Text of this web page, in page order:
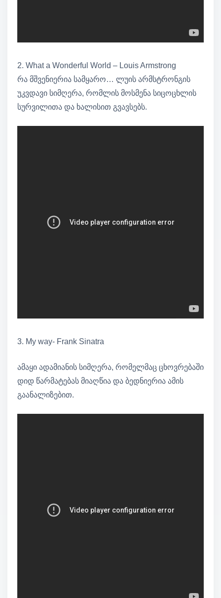
2. What a Wonderful World – Louis Armstrong
რა მშვენიერია სამყარო… ლუის არმსტრონგის
უკვდავი სიმღერა, რომლის მოსმენა სიცოცხლის
სურვილითა და ხალისით გვავსებს.
3. My way- Frank Sinatra
ამაყი ადამიანის სიმღერა, რომელმაც ცხოვრებაში
დიდ წარმატებას მიაღწია და ბედნიერია ამის
გაანალიზებით.